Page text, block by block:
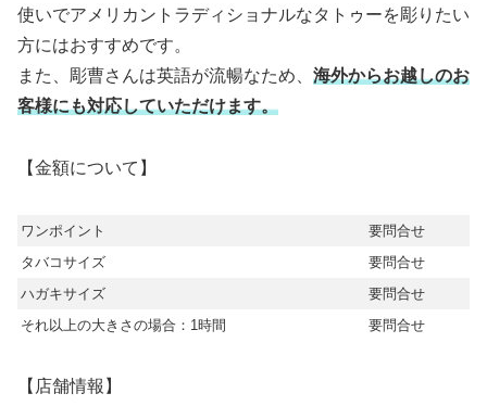
使いでアメリカントラディショナルなタトゥーを彫りたい
方にはおすすめです。
また、彫曹さんは英語が流暢なため、 海外からお越しのお
客様にも対応していただけます。
【金額について】
ワンポイント
要問合せ
タバコサイズ
要問合せ
ハガキサイズ
要問合せ
それ以上の大きさの場合：1時間
要問合せ
【店舗情報】